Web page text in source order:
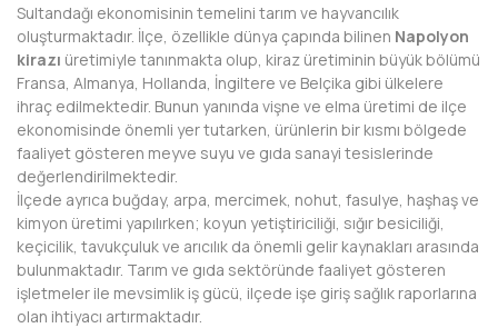
DENİZLİ
DİYARBAKIR
DÜZCE
EDİRNE
ELAZIĞ
ERZİNCAN
ERZURUM
Sultandağı ekonomisinin temelini tarım ve hayvancılık
oluşturmaktadır. İlçe, özellikle dünya çapında bilinen Napolyon
kirazı üretimiyle tanınmakta olup, kiraz üretiminin büyük bölümü
Fransa, Almanya, Hollanda, İngiltere ve Belçika gibi ülkelere
ihraç edilmektedir. Bunun yanında vişne ve elma üretimi de ilçe
ekonomisinde önemli yer tutarken, ürünlerin bir kısmı bölgede
faaliyet gösteren meyve suyu ve gıda sanayi tesislerinde
değerlendirilmektedir.
İlçede ayrıca buğday, arpa, mercimek, nohut, fasulye, haşhaş ve
kimyon üretimi yapılırken; koyun yetiştiriciliği, sığır besiciliği,
keçicilik, tavukçuluk ve arıcılık da önemli gelir kaynakları arasında
bulunmaktadır. Tarım ve gıda sektöründe faaliyet gösteren
işletmeler ile mevsimlik iş gücü, ilçede işe giriş sağlık raporlarına
olan ihtiyacı artırmaktadır.